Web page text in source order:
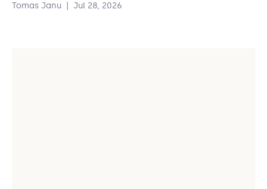
Tomas Janu Jul 28, 2026